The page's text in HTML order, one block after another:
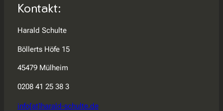
Kontakt:
Harald Schulte
Böllerts Höfe 15
45479 Mülheim
0208 41 25 38 3
info[at]harald-schulte.de